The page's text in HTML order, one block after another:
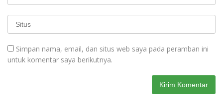
Simpan nama, email, dan situs web saya pada peramban ini
untuk komentar saya berikutnya.